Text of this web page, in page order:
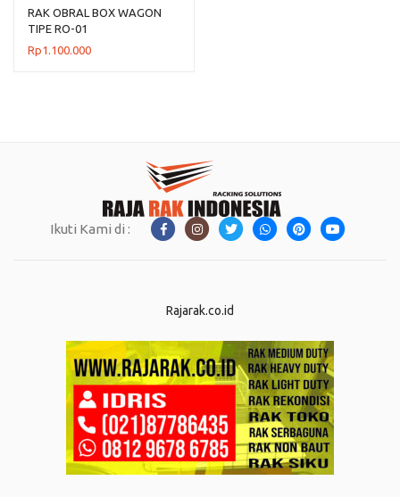
RAK OBRAL BOX WAGON
TIPE RO-01
Rp1.100.000
Ikuti Kami di :
Rajarak.co.id